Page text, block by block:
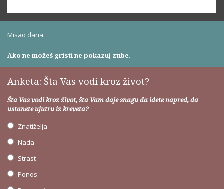
Misao dana:
Ako ne možeš gristi ne pokazuj zube.
Anketa: Šta Vas vodi kroz život?
Šta Vas vodi kroz život, šta Vam daje snagu da idete napred, da
ustanete ujutru iz kreveta?
Znatiželja
Nada
Strast
Ponos